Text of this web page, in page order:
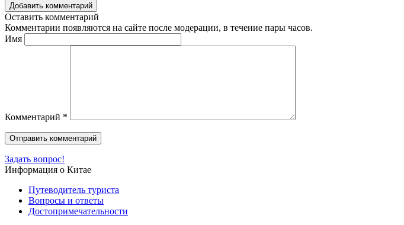
Добавить комментарий
Оставить комментарий
Комментарии появляются на сайте после модерации, в течение пары часов.
Имя
Комментарий *
Задать вопрос!
Информация о Китае
Путеводитель туриста
Вопросы и ответы
Достопримечательности